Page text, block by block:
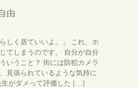
由
しく居ていいよ。」 これ、ホ
てしまうのです。 自分が自分
いうこと？ 街には防犯カメラ
見張られているような気持に
生がダメって評価した […]